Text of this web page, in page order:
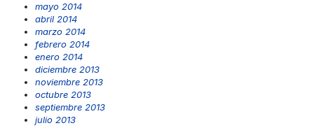
mayo 2014
abril 2014
marzo 2014
febrero 2014
enero 2014
diciembre 2013
noviembre 2013
octubre 2013
septiembre 2013
julio 2013